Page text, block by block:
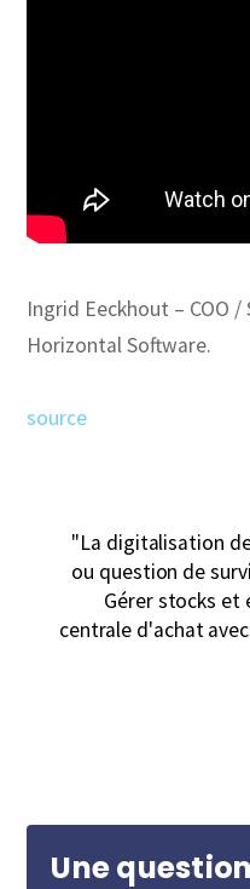
Ingrid Eeckhout – COO
Horizontal Software.
source
"La digitalisation
ou question de
Gérer stocks et
centrale d'achat
Une